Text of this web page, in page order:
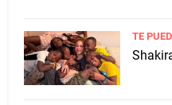
TE